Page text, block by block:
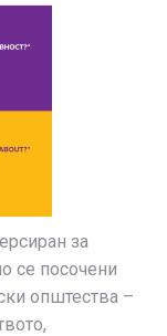
за
се посочени
општества –